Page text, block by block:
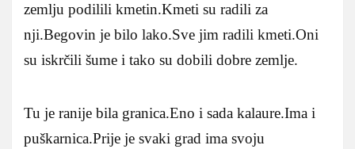
zemlju podilili kmetin.Kmeti su radili za
nji.Begovin je bilo lako.Sve jim radili kmeti.Oni
su iskrčili šume i tako su dobili dobre zemlje.
Tu je ranije bila granica.Eno i sada kalaure.Ima i
puškarnica.Prije je svaki grad ima svoju